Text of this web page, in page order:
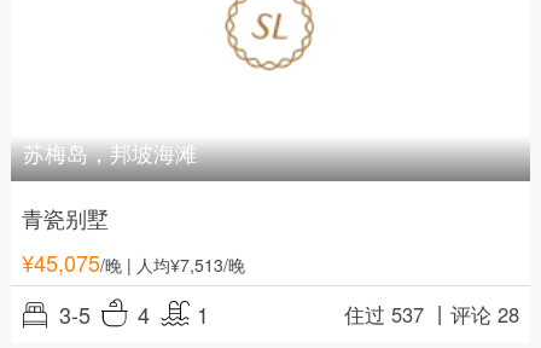
苏梅岛，邦坡海滩
青瓷别墅
¥45,075/晚| 人均¥7,513/晚
3-5 4 1 住过 537 丨评论 28